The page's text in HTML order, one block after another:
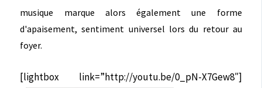
musique marque alors également une forme
d'apaisement, sentiment universel lors du retour au
foyer.
[lightbox link=”http://youtu.be/0_pN-X7Gew8″]